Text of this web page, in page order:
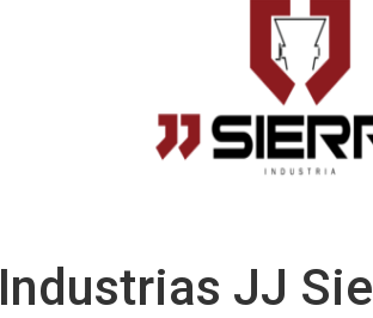
Industrias JJ